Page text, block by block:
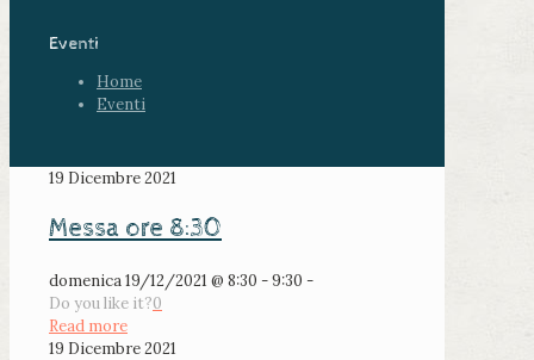
Eventi
Home
Eventi
19 Dicembre 2021
Messa ore 8:30
domenica 19/12/2021 @ 8:30 - 9:30 -
Do you like it?0
Read more
19 Dicembre 2021